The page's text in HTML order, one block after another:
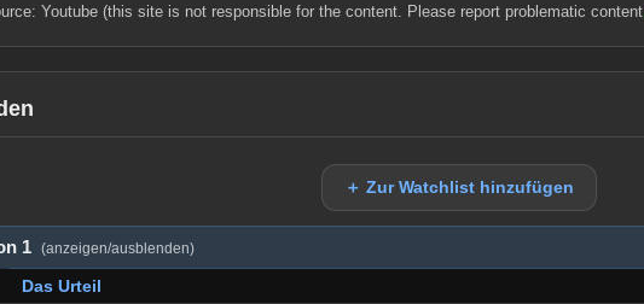
Youtube (this site is not responsible for the content. Please report problematic content
＋ Zur Watchlist hinzufügen
1 (anzeigen/ausblenden)
Das Urteil